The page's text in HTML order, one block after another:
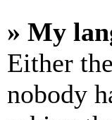
» My
Either
nobody